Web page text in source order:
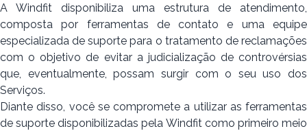
A Windfit disponibiliza uma estrutura de atendimento,
composta por ferramentas de contato e uma equipe
especializada de suporte para o tratamento de reclamações
com o objetivo de evitar a judicialização de controvérsias
que, eventualmente, possam surgir com o seu uso dos
Serviços.
Diante disso, você se compromete a utilizar as ferramentas
de suporte disponibilizadas pela Windfit como primeiro meio